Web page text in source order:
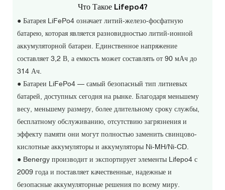
Что Такое Lifepo4?
● Батарея LiFePo4 означает литий-железо-фосфатную
батарею, которая является разновидностью литий-ионной
аккумуляторной батареи. Единственное напряжение
составляет 3,2 В, а емкость может составлять от 90 мАч до
314 Ач.
● Батареи LiFePo4 — самый безопасный тип литиевых
батарей, доступных сегодня на рынке. Благодаря меньшему
весу, меньшему размеру, более длительному сроку службы,
бесплатному обслуживанию, отсутствию загрязнения и
эффекту памяти они могут полностью заменить свинцово-
кислотные аккумуляторы и аккумуляторы Ni-MH/Ni-CD.
● Benergy производит и экспортирует элементы Lifepo4 с
2009 года и поставляет качественные, надежные и
безопасные аккумуляторные решения по всему миру.